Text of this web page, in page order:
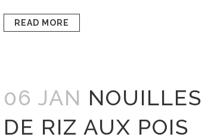
READ MORE
06 JAN NOUILLES
DE RIZ AUX POIS